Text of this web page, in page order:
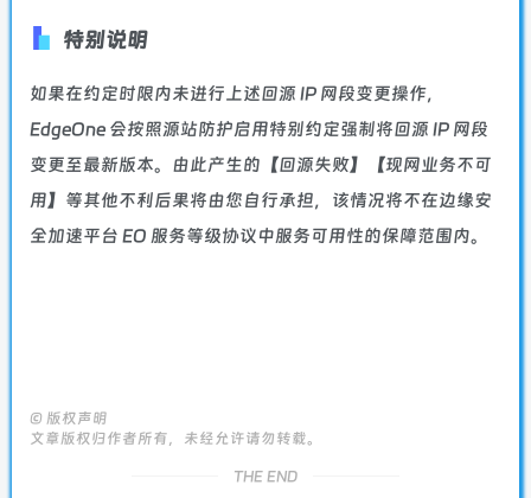
特别说明
如果在约定时限内未进行上述回源 IP 网段变更操作，
EdgeOne 会按照源站防护启用特别约定强制将回源 IP 网段
变更至最新版本。由此产生的【回源失败】【现网业务不可
用】等其他不利后果将由您自行承担，该情况将不在边缘安
全加速平台 EO 服务等级协议中服务可用性的保障范围内。
© 版权声明
文章版权归作者所有，未经允许请勿转载。
THE END